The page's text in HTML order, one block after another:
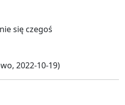
się czegoś
2022-10-19)